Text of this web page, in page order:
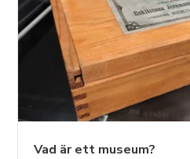
Vad är ett museum?